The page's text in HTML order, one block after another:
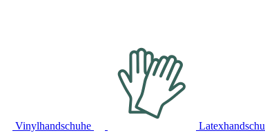
Vinylhandschuhe